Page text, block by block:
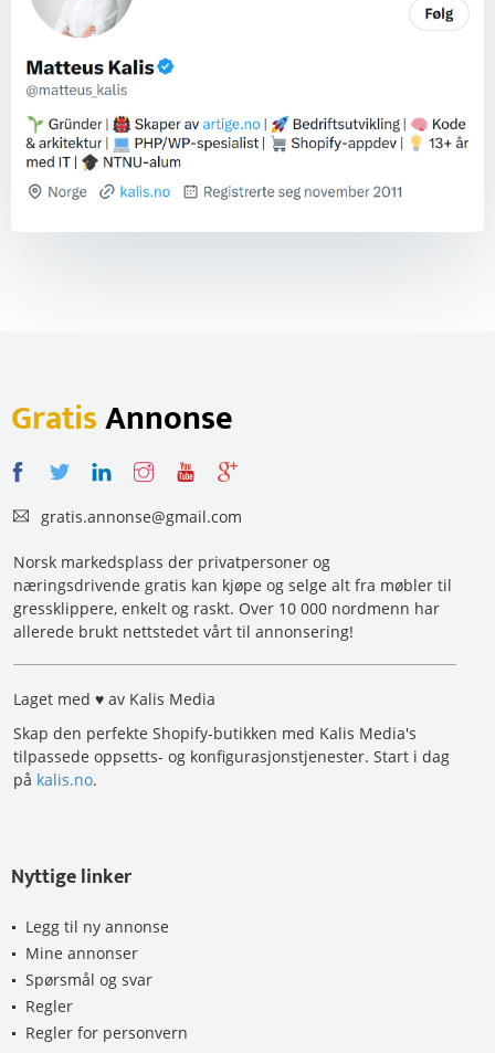
GratisAnnonse
gratis.annonse@gmail.com
Norsk markedsplass der privatpersoner og
næringsdrivende gratis kan kjøpe og selge alt fra møbler til
gressklippere, enkelt og raskt. Over 10 000 nordmenn har
allerede brukt nettstedet vårt til annonsering!
Laget med ♥ av Kalis Media
Skap den perfekte Shopify-butikken med Kalis Media's
tilpassede oppsetts- og konfigurasjonstjenester. Start i dag
på kalis.no.
Nyttige linker
Legg til ny annonse
Mine annonser
Spørsmål og svar
Regler
Regler for personvern